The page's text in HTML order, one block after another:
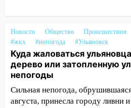
на улице Любови
светофор
14:14 Студента из
мошенники под видом
14:12 Куда жаловаться
упавшее дерево или
Новости Общество Происшествия
#жкх
#непогода #Ульяновск
Куда жаловаться
дерево или затопленную
непогоды
Сильная непогода,
августа, принесла городу ливни